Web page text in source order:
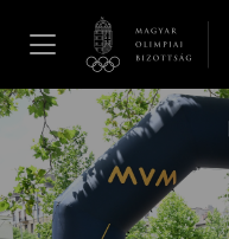
Hírek
Galéria